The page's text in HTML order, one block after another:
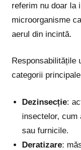
referim nu doar la
microorganisme
aerul din incintă.
Responsabilitățile
categorii
Dezinsecție:
insectelor, cum
sau furnicile.
Deratizare: